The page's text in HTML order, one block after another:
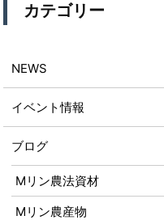
カテゴリー
NEWS
イベント情報
ブログ
Mリン農法資材
Mリン農産物